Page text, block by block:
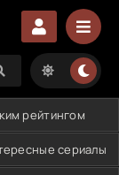
рейтингом
сериалы